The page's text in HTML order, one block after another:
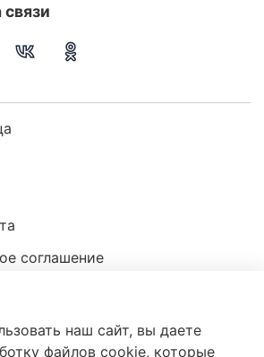
соглашение
связи
наш сайт, вы даете
файлов cookie, которые